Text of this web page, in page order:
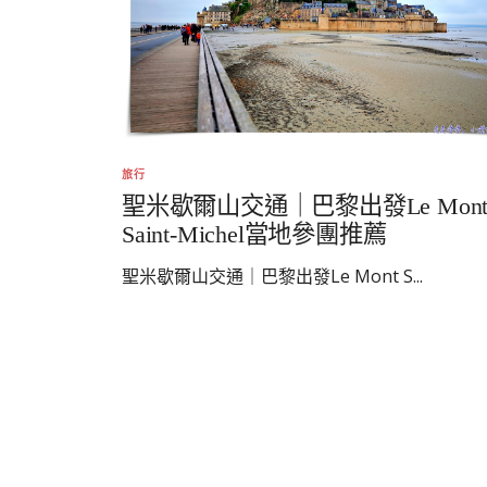
旅行
聖米歇爾山交通｜巴黎出發Le
Saint-Michel當地參團推薦
聖米歇爾山交通｜巴黎出發Le Mont S...